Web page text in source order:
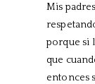
Mis
porque si
que
entonces